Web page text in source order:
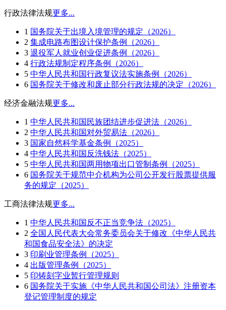
行政法律法规更多...
1 国务院关于出境入境管理的规定（2026）
2 集成电路布图设计保护条例（2026）
3 退役军人就业创业促进条例（2026）
4 行政法规制定程序条例（2026）
5 中华人民共和国行政复议法实施条例（2026）
6 国务院关于修改和废止部分行政法规的决定（2026）
经济金融法规更多...
1 中华人民共和国民族团结进步促进法（2026）
2 中华人民共和国对外贸易法（2026）
3 国家自然科学基金条例（2025）
4 中华人民共和国反洗钱法（2025）
5 中华人民共和国两用物项出口管制条例（2025）
6 国务院关于规范中介机构为公司公开发行股票提供服
务的规定（2025）
工商法律法规更多...
1 中华人民共和国反不正当竞争法（2025）
2 全国人民代表大会常务委员会关于修改《中华人民共
和国食品安全法》的决定
3 印刷业管理条例（2025）
4 出版管理条例（2025）
5 印铸刻字业暂行管理规则
6 国务院关于实施《中华人民共和国公司法》注册资本
登记管理制度的规定